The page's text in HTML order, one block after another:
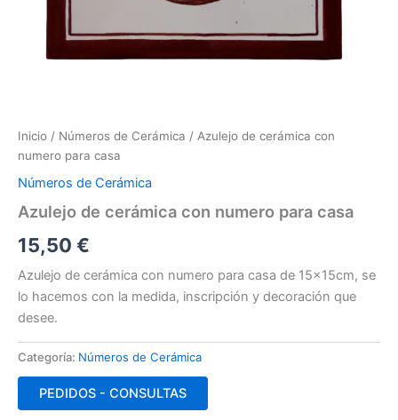
Inicio / Números de Cerámica / Azulejo de cerámica con
numero para casa
Números de Cerámica
Azulejo de cerámica con numero para casa
15,50 €
Azulejo de cerámica con numero para casa de 15x15cm, se
lo hacemos con la medida, inscripción y decoración que
desee.
Categoría: Números de Cerámica
PEDIDOS - CONSULTAS